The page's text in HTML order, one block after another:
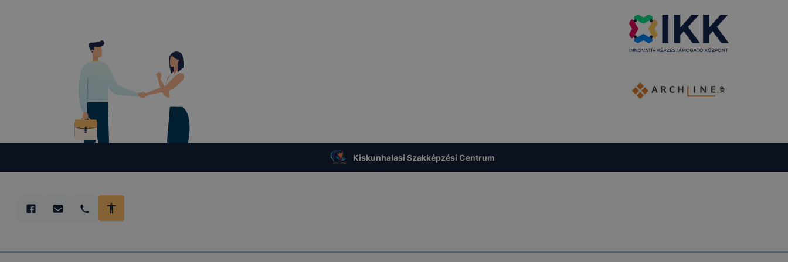
Kiskunhalasi Szakképzési Centrum